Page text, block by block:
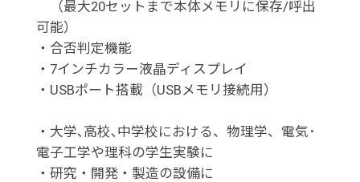
（最大20セットまで本体メモリに保存/呼出
可能）
・合否判定機能
・7インチカラー液晶ディスプレイ
・USBポート搭載（USBメモリ接続用）
・大学､高校､中学校における、物理学、電気･
電子工学や理科の学生実験に
・研究・開発・製造の設備に